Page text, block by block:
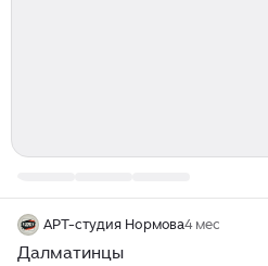
АРТ-студия Нормова4 мес
Далматинцы